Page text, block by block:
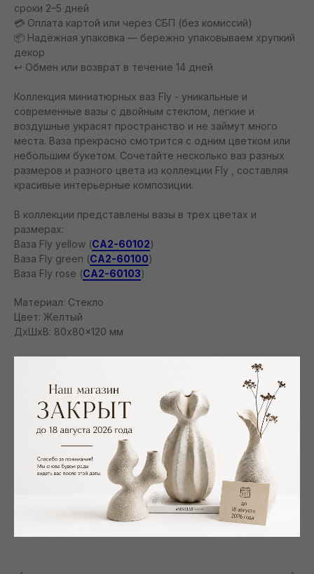
сроки 2–5 дней
💳 Оплата картой или через СБП (без комиссий)
📦 Надёжная упаковка — бережно упаковываем хрупкий
декор
↩️ Обмен или возврат в течение 14 дней
Коллекция миниатюрных ваз Fly - уникальные и
современные вазы с двойным стеклом, легкие и
воздушные украсят пространство и не займут много
места. Ваза прекрасно смотрится с одним цветком или
небольшим букетом. Сочетайте несколько ваз разных
размеров и разного цвета из коллекции Fly , составляя
красивые интерьерные композиции.
В коллекции представлены вазы в трех цветах и
размерах:
Ваза Fly yellow (CA2-60102)
Ваза Fly green (CA2-60100)
Ваза Fly rose (CA2-60103)
Материал: Стекло
Цвет: Желтый
ДxШxВ: 80x80x120 мм